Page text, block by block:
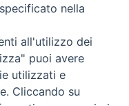
diritti riservati - Vita
Torna
nella
all'utilizzo dei
puoi avere
utilizzati e
Cliccando su